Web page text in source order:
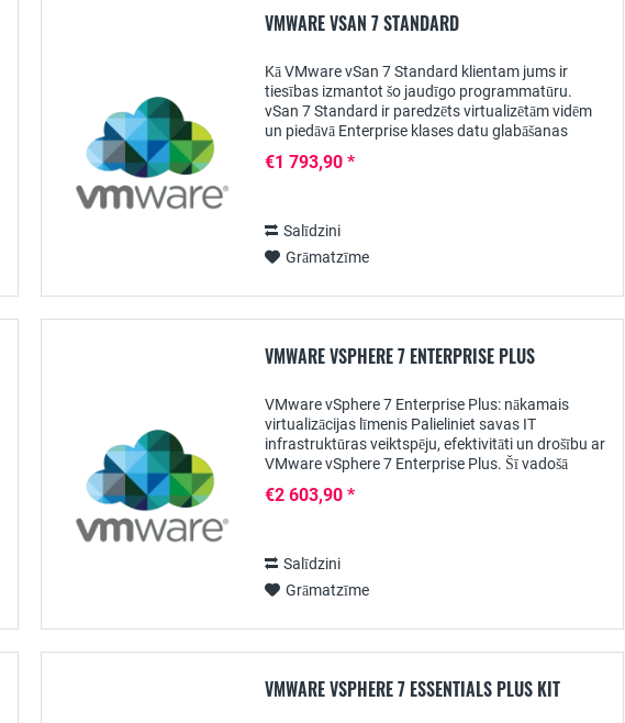
VMWARE VSAN 7 STANDARD
Kā VMware vSan 7 Standard klientam jums ir
tiesības izmantot šo jaudīgo programmatūru.
vSan 7 Standard ir paredzēts virtualizētām vidēm
un piedāvā Enterprise klases datu glabāšanas
€1 793,90 *
Salīdzini
Grāmatzīme
VMWARE VSPHERE 7 ENTERPRISE PLUS
VMware vSphere 7 Enterprise Plus: nākamais
virtualizācijas līmenis Palieliniet savas IT
infrastruktūras veiktspēju, efektivitāti un drošību ar
VMware vSphere 7 Enterprise Plus. Šī vadošā
€2 603,90 *
Salīdzini
Grāmatzīme
VMWARE VSPHERE 7 ESSENTIALS PLUS KIT